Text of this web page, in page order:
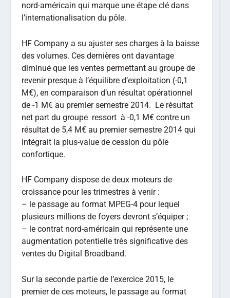
nord-américain qui marque une étape clé dans
l’internationalisation du pôle.
HF Company a su ajuster ses charges à la baisse
des volumes. Ces dernières ont davantage
diminué que les ventes permettant au groupe de
revenir presque à l’équilibre d’exploitation (-0,1
M€), en comparaison d’un résultat opérationnel
de -1 M€ au premier semestre 2014. Le résultat
net part du groupe ressort à -0,1 M€ contre un
résultat de 5,4 M€ au premier semestre 2014 qui
intégrait la plus-value de cession du pôle
confortique.
HF Company dispose de deux moteurs de
croissance pour les trimestres à venir :
– le passage au format MPEG-4 pour lequel
plusieurs millions de foyers devront s’équiper ;
– le contrat nord-américain qui représente une
augmentation potentielle très significative des
ventes du Digital Broadband.
Sur la seconde partie de l’exercice 2015, le
premier de ces moteurs, le passage au format